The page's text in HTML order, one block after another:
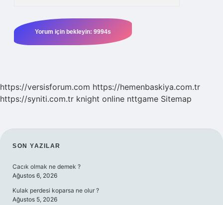
https://versisforum.com https://hemenbaskiya.com.tr
https://syniti.com.tr knight online nttgame Sitemap
SIDEBAR
SON YAZILAR
Cacık olmak ne demek ?
Ağustos 6, 2026
Kulak perdesi koparsa ne olur ?
Ağustos 5, 2026